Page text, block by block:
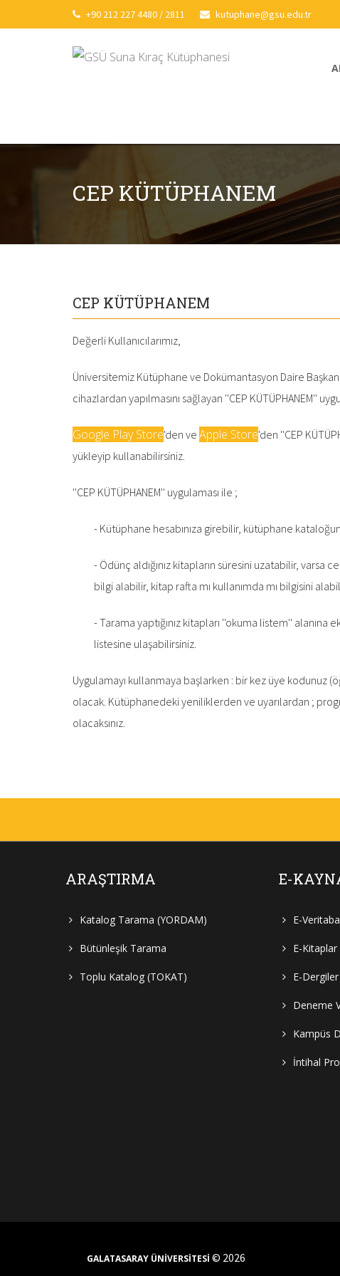
+90 212 227 4480 / 2811 kutuphane@gsu.edu.tr
CEP KÜTÜPHANEM
CEP KÜTÜPHANEM
Değerli Kullanıcılarımız,
Üniversitemiz Kütüphane ve Dokümantasyon Daire
cihazlardan yapılmasını sağlayan ''CEP KÜTÜPHANEM''
Google Play Store'den ve Apple Store'den ''CEP
yükleyip kullanabilirsiniz.
''CEP KÜTÜPHANEM'' uygulaması ile ;
- Kütüphane hesabınıza girebilir, kütüphane
- Ödünç aldığınız kitapların süresini uzatabilir, varsa
bilgi alabilir, kitap rafta mı kullanımda mı bilgisini
- Tarama yaptığınız kitapları ''okuma listem''
listesine ulaşabilirsiniz.
Uygulamayı kullanmaya başlarken : bir kez üye kodunuz
olacak. Kütüphanedeki yeniliklerden ve uyarılardan ;
olacaksınız.
ARAŞTIRMA
Katalog Tarama (YORDAM)
Bütünleşik Tarama
Toplu Katalog (TOKAT)
E-
E-
E-Kitaplar
E-Dergiler
Deneme
Kampüs
İntihal
GALATASARAY ÜNİVERSİTESİ © 2026